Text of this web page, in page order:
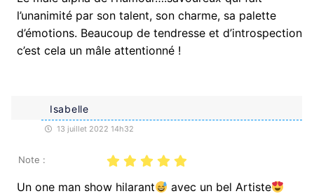
l’unanimité par son talent, son charme, sa palette
d’émotions. Beaucoup de tendresse et d’introspection
c’est cela un mâle attentionné !
Isabelle
13 juillet 2022 14h32
Note :
Un one man show hilarant
avec un bel Artiste